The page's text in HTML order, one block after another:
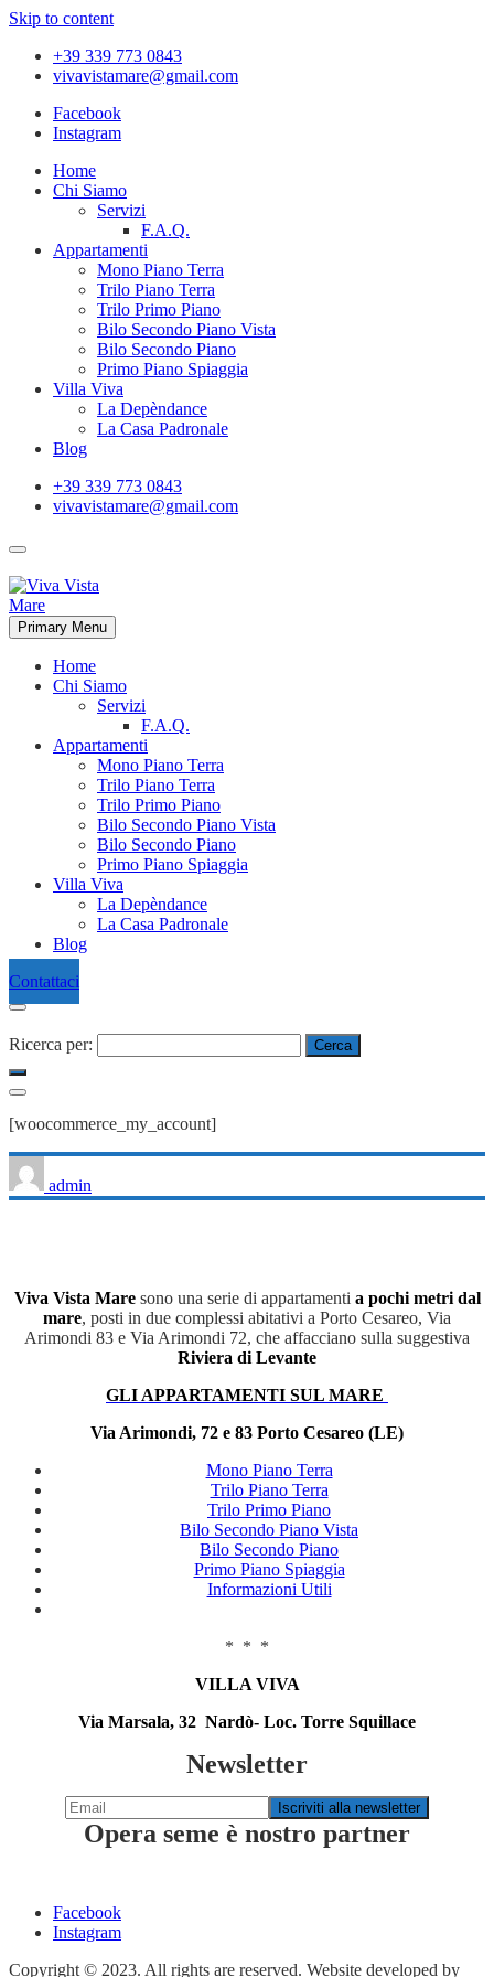
Skip to content
+39 339 773 0843
vivavistamare@gmail.com
Facebook
Instagram
Home
Chi Siamo
Servizi
F.A.Q.
Appartamenti
Mono Piano Terra
Trilo Piano Terra
Trilo Primo Piano
Bilo Secondo Piano Vista
Bilo Secondo Piano
Primo Piano Spiaggia
Villa Viva
La Depèndance
La Casa Padronale
Blog
+39 339 773 0843
vivavistamare@gmail.com
Primary Menu
Home
Chi Siamo
Servizi
F.A.Q.
Appartamenti
Mono Piano Terra
Trilo Piano Terra
Trilo Primo Piano
Bilo Secondo Piano Vista
Bilo Secondo Piano
Primo Piano Spiaggia
Villa Viva
La Depèndance
La Casa Padronale
Blog
Contattaci
Ricerca per:
[woocommerce_my_account]
admin
Viva Vista Maresono una serie di appartamenti a pochi metri dal
mare, posti in due complessi abitativi a Porto Cesareo, Via
Arimondi 83 e Via Arimondi 72, che affacciano sulla suggestiva
Riviera di Levante
GLI APPARTAMENTI SUL MARE
Via Arimondi, 72 e 83 Porto Cesareo (LE)
Mono Piano Terra
Trilo Piano Terra
Trilo Primo Piano
Bilo Secondo Piano Vista
Bilo Secondo Piano
Primo Piano Spiaggia
Informazioni Utili
* * *
VILLA VIVA
Via Marsala, 32 Nardò- Loc. Torre Squillace
Newsletter
Opera seme è nostro partner
Facebook
Instagram
Copyright © 2023. All rights are reserved. Website developed by